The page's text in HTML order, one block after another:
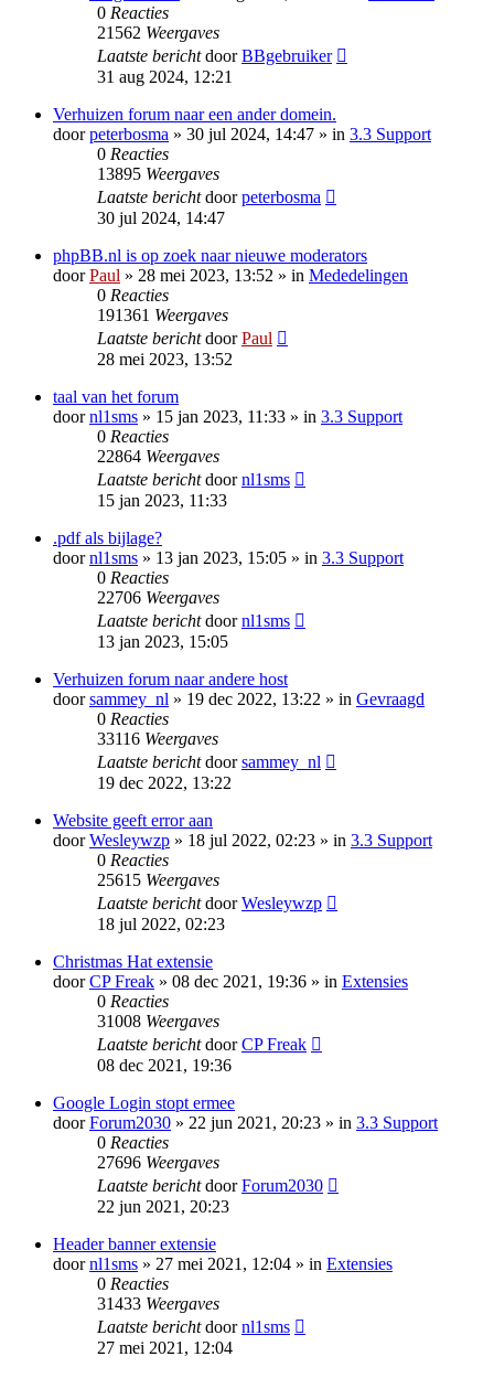
0 Reacties
21562 Weergaves
Laatste berichtdoorBBgebruiker
31 aug 2024, 12:21
Verhuizen forum naar een ander domein.
doorpeterbosma » 30 jul 2024, 14:47 » in 3.3 Support
0 Reacties
13895 Weergaves
Laatste berichtdoorpeterbosma
30 jul 2024, 14:47
phpBB.nl is op zoek naar nieuwe moderators
doorPaul » 28 mei 2023, 13:52 » in Mededelingen
0 Reacties
191361 Weergaves
Laatste berichtdoorPaul
28 mei 2023, 13:52
taal van het forum
doornl1sms » 15 jan 2023, 11:33 » in 3.3 Support
0 Reacties
22864 Weergaves
Laatste berichtdoornl1sms
15 jan 2023, 11:33
.pdf als bijlage?
doornl1sms » 13 jan 2023, 15:05 » in 3.3 Support
0 Reacties
22706 Weergaves
Laatste berichtdoornl1sms
13 jan 2023, 15:05
Verhuizen forum naar andere host
doorsammey_nl » 19 dec 2022, 13:22 » in Gevraagd
0 Reacties
33116 Weergaves
Laatste berichtdoorsammey_nl
19 dec 2022, 13:22
Website geeft error aan
doorWesleywzp » 18 jul 2022, 02:23 » in 3.3 Support
0 Reacties
25615 Weergaves
Laatste berichtdoorWesleywzp
18 jul 2022, 02:23
Christmas Hat extensie
doorCP Freak » 08 dec 2021, 19:36 » in Extensies
0 Reacties
31008 Weergaves
Laatste berichtdoorCP Freak
08 dec 2021, 19:36
Google Login stopt ermee
doorForum2030 » 22 jun 2021, 20:23 » in 3.3 Support
0 Reacties
27696 Weergaves
Laatste berichtdoorForum2030
22 jun 2021, 20:23
Header banner extensie
doornl1sms » 27 mei 2021, 12:04 » in Extensies
0 Reacties
31433 Weergaves
Laatste berichtdoornl1sms
27 mei 2021, 12:04